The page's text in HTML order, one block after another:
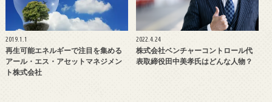
2019.1.1
再生可能エネルギーで注目を集める
アール・エス・アセットマネジメン
ト株式会社
2022.4.24
株式会社ベンチャーコントロール代
表取締役田中美孝氏はどんな人物？